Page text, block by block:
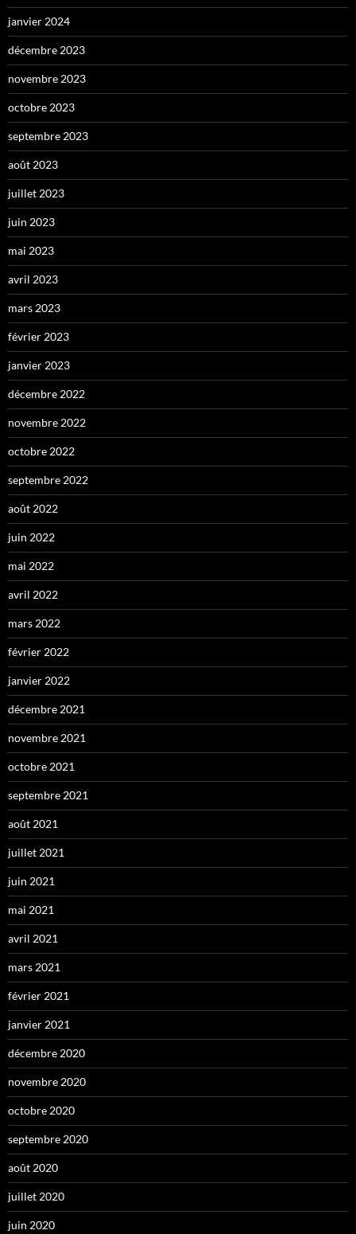
janvier 2024
décembre 2023
novembre 2023
octobre 2023
septembre 2023
août 2023
juillet 2023
juin 2023
mai 2023
avril 2023
mars 2023
février 2023
janvier 2023
décembre 2022
novembre 2022
octobre 2022
septembre 2022
août 2022
juin 2022
mai 2022
avril 2022
mars 2022
février 2022
janvier 2022
décembre 2021
novembre 2021
octobre 2021
septembre 2021
août 2021
juillet 2021
juin 2021
mai 2021
avril 2021
mars 2021
février 2021
janvier 2021
décembre 2020
novembre 2020
octobre 2020
septembre 2020
août 2020
juillet 2020
juin 2020